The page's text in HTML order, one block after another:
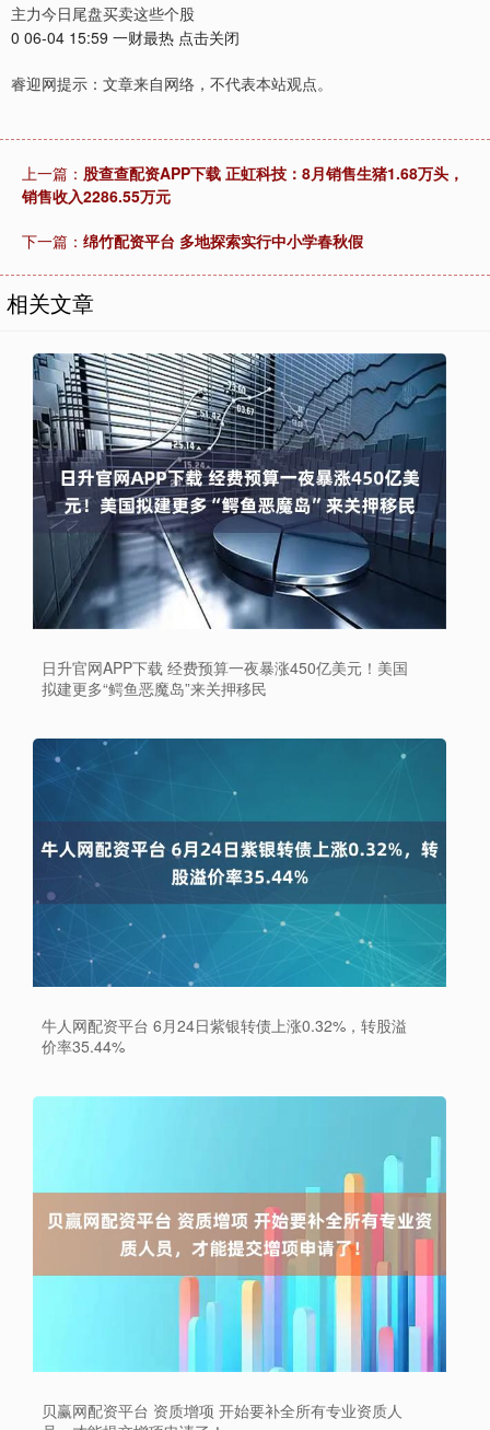
主力今日尾盘买卖这些个股
0 06-04 15:59 一财最热 点击关闭
睿迎网提示：文章来自网络，不代表本站观点。
上一篇： 股查查配资APP下载 正虹科技：8月销售生猪1.68万头，
销售收入2286.55万元
下一篇： 绵竹配资平台 多地探索实行中小学春秋假
相关文章
日升官网APP下载 经费预算一夜暴涨450亿美元！美国
拟建更多“鳄鱼恶魔岛”来关押移民
牛人网配资平台 6月24日紫银转债上涨0.32%，转股溢
价率35.44%
贝赢网配资平台 资质增项 开始要补全所有专业资质人